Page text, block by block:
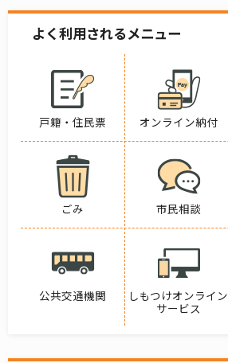
よく利用されるメニュー
戸籍・住民票 オンライン納付
ごみ 市民相談
公共交通機関
しもつけオンライン
サービス